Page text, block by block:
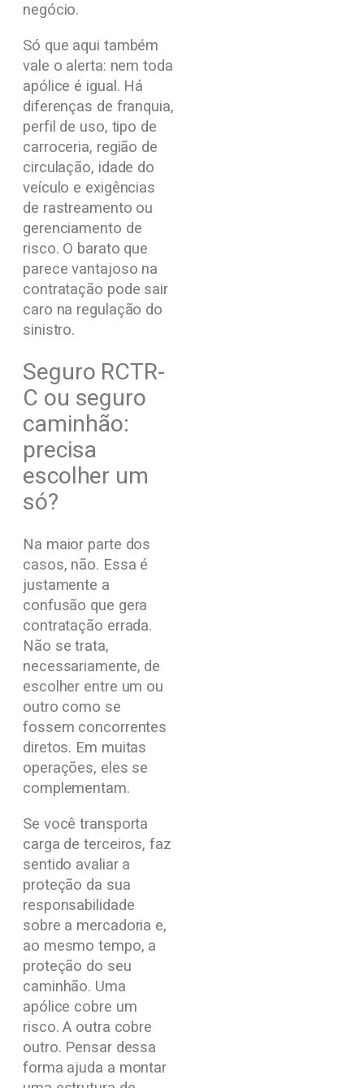
negócio.
Só que aqui também
vale o alerta: nem toda
apólice é igual. Há
diferenças de franquia,
perfil de uso, tipo de
carroceria, região de
circulação, idade do
veículo e exigências
de rastreamento ou
gerenciamento de
risco. O barato que
parece vantajoso na
contratação pode sair
caro na regulação do
sinistro.
Seguro RCTR-
C ou seguro
caminhão:
precisa
escolher um
só?
Na maior parte dos
casos, não. Essa é
justamente a
confusão que gera
contratação errada.
Não se trata,
necessariamente, de
escolher entre um ou
outro como se
fossem concorrentes
diretos. Em muitas
operações, eles se
complementam.
Se você transporta
carga de terceiros, faz
sentido avaliar a
proteção da sua
responsabilidade
sobre a mercadoria e,
ao mesmo tempo, a
proteção do seu
caminhão. Uma
apólice cobre um
risco. A outra cobre
outro. Pensar dessa
forma ajuda a montar